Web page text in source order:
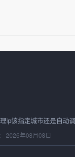
2026年08月08日
2026年08月08日